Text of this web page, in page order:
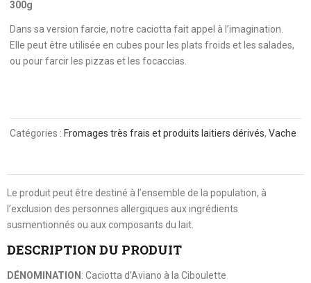
300g
Dans sa version farcie, notre caciotta fait appel à l’imagination.
Elle peut être utilisée en cubes pour les plats froids et les salades,
ou pour farcir les pizzas et les focaccias.
Catégories : Fromages très frais et produits laitiers dérivés,Vache
Le produit peut être destiné à l’ensemble de la population, à
l’exclusion des personnes allergiques aux ingrédients
susmentionnés ou aux composants du lait.
DESCRIPTION DU PRODUIT
DÉNOMINATION : Caciotta d’Aviano à la Ciboulette